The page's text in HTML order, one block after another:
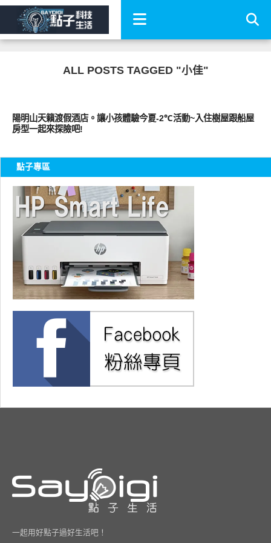
ALL POSTS TAGGED "小佳"
陽明山天籟渡假酒店。讓小孩體驗今夏-2℃活動~入住樹屋跟船屋
房型一起來探險吧!
點子專區
一起用好點子過好生活吧！